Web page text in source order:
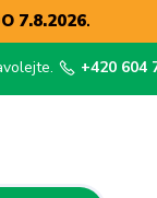
7.8.2026.
+420 604